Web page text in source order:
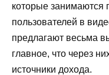
которые занимаются
пользователей в
предлагают весьма
главное, что через
источники дохода.